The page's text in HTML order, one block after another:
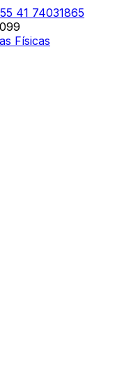
55 41 74031865
Físicas